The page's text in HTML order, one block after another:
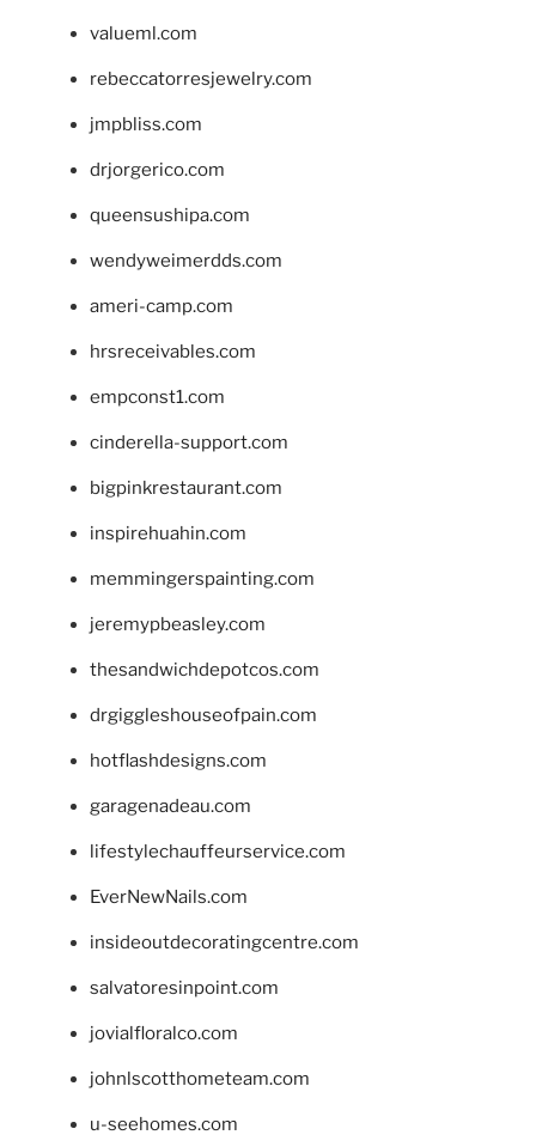
valueml.com
rebeccatorresjewelry.com
jmpbliss.com
drjorgerico.com
queensushipa.com
wendyweimerdds.com
ameri-camp.com
hrsreceivables.com
empconst1.com
cinderella-support.com
bigpinkrestaurant.com
inspirehuahin.com
memmingerspainting.com
jeremypbeasley.com
thesandwichdepotcos.com
drgiggleshouseofpain.com
hotflashdesigns.com
garagenadeau.com
lifestylechauffeurservice.com
EverNewNails.com
insideoutdecoratingcentre.com
salvatoresinpoint.com
jovialfloralco.com
johnlscotthometeam.com
u-seehomes.com